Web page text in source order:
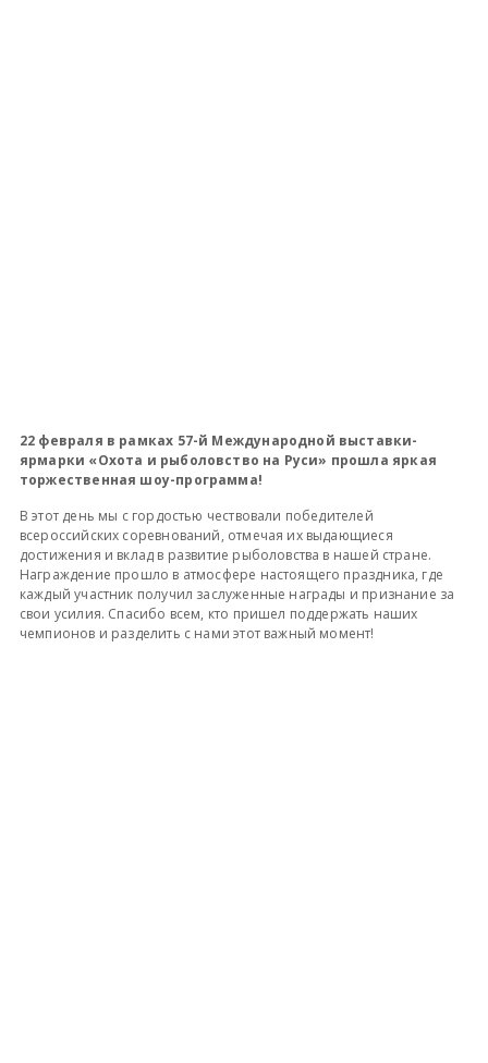
22 февраля в рамках 57-й Международной выставки-
ярмарки «Охота и рыболовство на Руси» прошла яркая
торжественная шоу-программа!
В этот день мы с гордостью чествовали победителей
всероссийских соревнований, отмечая их выдающиеся
достижения и вклад в развитие рыболовства в нашей стране.
Награждение прошло в атмосфере настоящего праздника, где
каждый участник получил заслуженные награды и признание за
свои усилия. Спасибо всем, кто пришел поддержать наших
чемпионов и разделить с нами этот важный момент!